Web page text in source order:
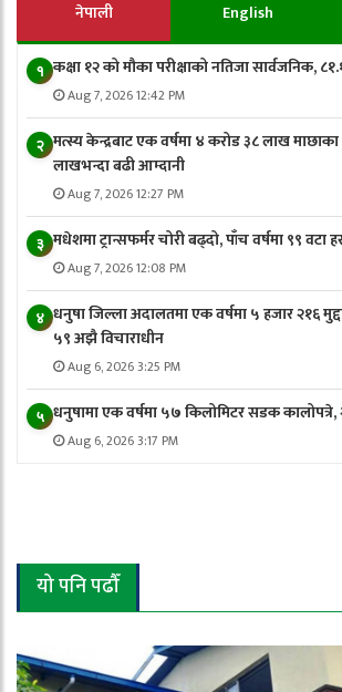
नेपाली English
१ कक्षा १२ को मौका परीक्षाको नतिजा सार्वजनिक,
Aug 7, 2026 12:42 PM
२ मत्स्य केन्द्रबाट एक वर्षमा ४ करोड ३८ लाख माछाका
लाखभन्दा बढी आम्दानी
Aug 7, 2026 12:27 PM
३ मधेशमा ट्रान्सफर्मर चोरी बढ्दो, पाँच वर्षमा ९९ वटा
Aug 7, 2026 12:08 PM
४ धनुषा जिल्ला अदालतमा एक वर्षमा ५ हजार २१६
५९ अझै विचाराधीन
Aug 6, 2026 3:25 PM
५ धनुषामा एक वर्षमा ५७ किलोमिटर सडक कालोपत्रे,
Aug 6, 2026 3:17 PM
यो पनि पढौँ